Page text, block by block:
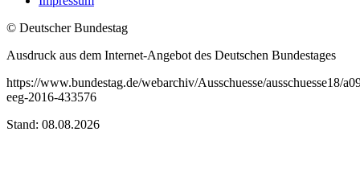
© Deutscher Bundestag
Ausdruck aus dem Internet-Angebot des Deutschen Bundestages
https://www.bundestag.de/webarchiv/Ausschuesse/ausschuesse18/
eeg-2016-433576
Stand: 08.08.2026